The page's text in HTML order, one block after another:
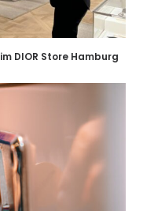
DIOR Store Hamburg